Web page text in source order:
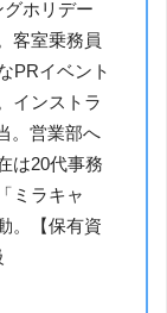
ホリデー
客室乗務員
PRイベント
インストラ
。営業部へ
は20代事務
ミラキャ
。【保有資